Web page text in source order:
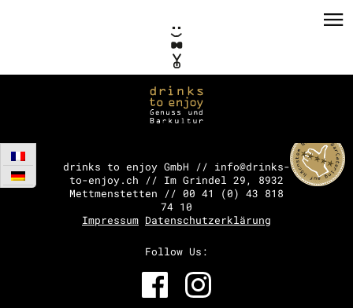
BAR CATERING
PRIVATE EVENTS
drinks to enjoy GmbH // info@drinks-
to-enjoy.ch // Im Grindel 29, 8932
Mettmenstetten // 00 41 (0) 43 818
74 10
Impressum Datenschutzerklärung
Follow Us: